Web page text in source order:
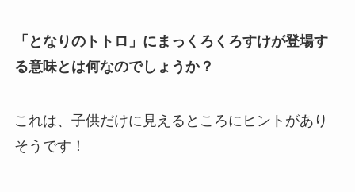
「となりのトトロ」にまっくろくろすけが登場す
る意味とは何なのでしょうか？
これは、子供だけに見えるところにヒントがあり
そうです！